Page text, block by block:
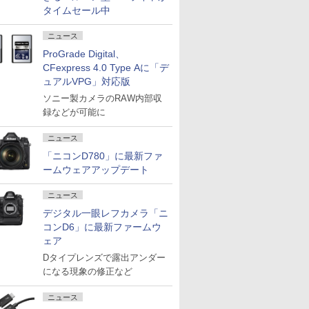
タイムセール中
ニュース
ProGrade Digital、
CFexpress 4.0 Type Aに「デ
ュアルVPG」対応版
ソニー製カメラのRAW内部収
録などが可能に
ニュース
「ニコンD780」に最新ファ
ームウェアアップデート
ニュース
デジタル一眼レフカメラ「ニ
コンD6」に最新ファームウ
ェア
Dタイプレンズで露出アンダー
になる現象の修正など
ニュース